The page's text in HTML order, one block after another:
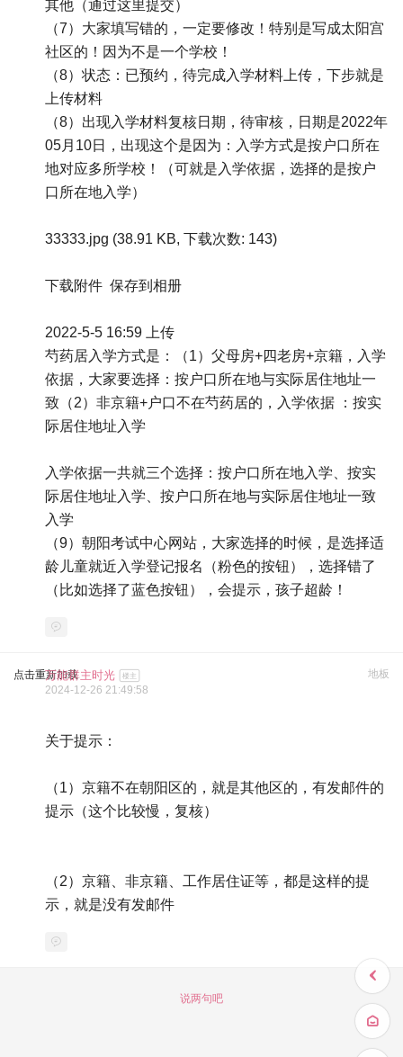
其他（通过这里提交）
（7）大家填写错的，一定要修改！特别是写成太阳宫
社区的！因为不是一个学校！
（8）状态：已预约，待完成入学材料上传，下步就是
上传材料
（8）出现入学材料复核日期，待审核，日期是2022年
05月10日，出现这个是因为：入学方式是按户口所在
地对应多所学校！（可就是入学依据，选择的是按户
口所在地入学）
33333.jpg (38.91 KB, 下载次数: 143)
下载附件 保存到相册
2022-5-5 16:59 上传
芍药居入学方式是：（1）父母房+四老房+京籍，入学
依据，大家要选择：按户口所在地与实际居住地址一
致（2）非京籍+户口不在芍药居的，入学依据 ：按实
际居住地址入学
入学依据一共就三个选择：按户口所在地入学、按实
际居住地址入学、按户口所在地与实际居住地址一致
入学
（9）朝阳考试中心网站，大家选择的时候，是选择适
龄儿童就近入学登记报名（粉色的按钮），选择错了
（比如选择了蓝色按钮），会提示，孩子超龄！
点击重新加载 地板
万能群主时光 楼主
2024-12-26 21:49:58
关于提示：
（1）京籍不在朝阳区的，就是其他区的，有发邮件的
提示（这个比较慢，复核）
（2）京籍、非京籍、工作居住证等，都是这样的提
示，就是没有发邮件
说两句吧